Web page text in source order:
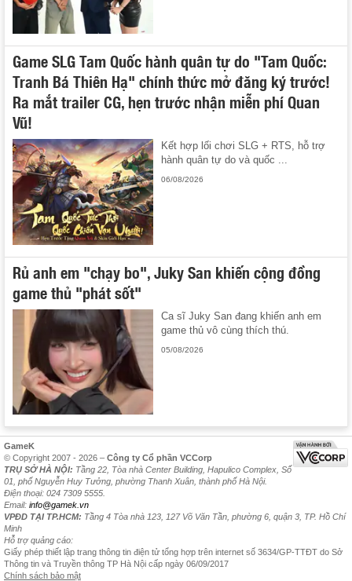
Game SLG Tam Quốc hành quân tự do "Tam Quốc:
Tranh Bá Thiên Hạ" chính thức mở đăng ký trước!
Ra mắt trailer CG, hẹn trước nhận miễn phí Quan
Vũ!
Kết hợp lối chơi SLG + RTS, hỗ trợ
hành quân tự do và quốc ...
06/08/2026
Rủ anh em "chạy bo", Juky San khiến cộng đồng
game thủ "phát sốt"
Ca sĩ Juky San đang khiến anh em
game thủ vô cùng thích thú.
05/08/2026
GameK
© Copyright 2007 - 2026 – Công ty Cổ phần VCCorp
TRỤ SỞ HÀ NỘI: Tầng 22, Tòa nhà Center Building, Hapulico Complex, Số
01, phố Nguyễn Huy Tưởng, phường Thanh Xuân, thành phố Hà Nội.
Điện thoại: 024 7309 5555.
Email: info@gamek.vn
VPĐD TẠI TP.HCM: Tầng 4 Tòa nhà 123, 127 Võ Văn Tần, phường 6, quận 3, TP. Hồ Chí
Minh
Hỗ trợ quảng cáo:
Giấy phép thiết lập trang thông tin điện tử tổng hợp trên internet số 3634/GP-TTĐT do Sở
Thông tin và Truyền thông TP Hà Nội cấp ngày 06/09/2017
Chính sách bảo mật